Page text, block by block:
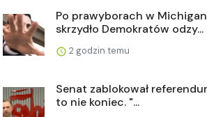
Po prawyborach w
skrzydło Demokratów odzy...
2 godzin temu
Senat zablokował
to nie koniec. "...